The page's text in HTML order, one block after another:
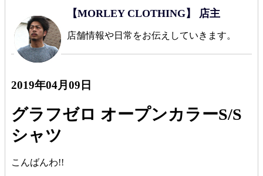
【MORLEY CLOTHING】 店主
店舗情報や日常をお伝えしていきます。
2019年04月09日
グラフゼロ オープンカラーS/S
シャツ
こんばんわ!!